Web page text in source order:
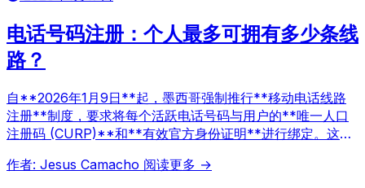
电话号码注册：个人最多可拥有多少条线
路？
自**2026年1月9日**起，墨西哥强制推行**移动电话线路
注册**制度，要求将每个活跃电话号码与用户的**唯一人口
注册码 (CURP)**和**有效官方身份证明**进行绑定。这一
罪活动，提升公共安全水平。
作者: Jesus Camacho 阅读更多 →